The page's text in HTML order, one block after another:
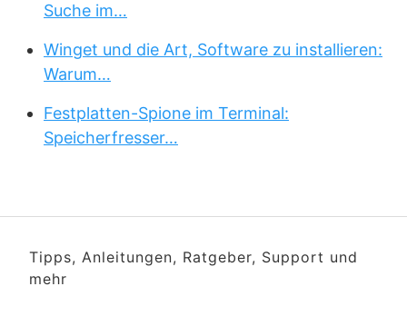
Suche im…
Winget und die Art, Software zu installieren:
Warum…
Festplatten-Spione im Terminal:
Speicherfresser…
Tipps, Anleitungen, Ratgeber, Support und
mehr